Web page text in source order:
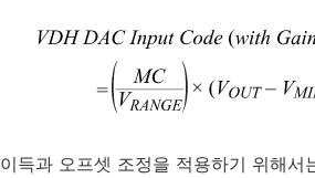
이득과 오프셋 조정을 적용하기 위해서